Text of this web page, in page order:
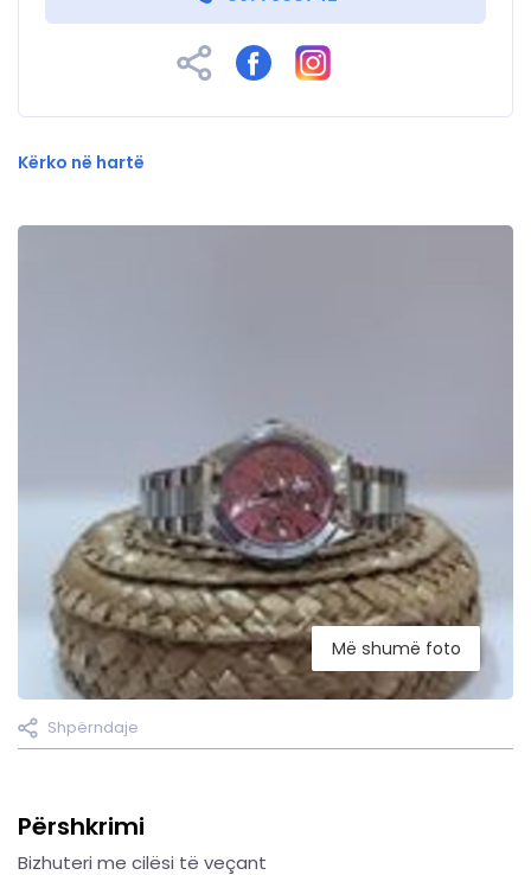
Më shumë foto
Shpërndaje
Përshkrimi
Bizhuteri me cilësi të veçant
Kërko në hartë